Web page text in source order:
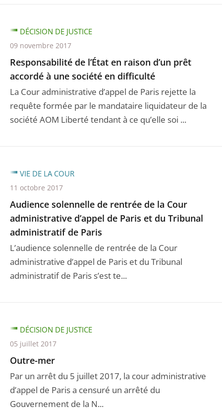
Responsabilité de l’État en raison d’un prêt
accordé à une société en difficulté
La Cour administrative d’appel de Paris rejette la
requête formée par le mandataire liquidateur de la
société AOM Liberté tendant à ce qu’elle soi ...
DÉCISION DE JUSTICE
09 novembre 2017
Audience solennelle de rentrée de la Cour
administrative d’appel de Paris et du Tribunal
administratif de Paris
L’audience solennelle de rentrée de la Cour
administrative d’appel de Paris et du Tribunal
administratif de Paris s’est te...
VIE DE LA COUR
11 octobre 2017
Outre-mer
Par un arrêt du 5 juillet 2017, la cour administrative
d’appel de Paris a censuré un arrêté du
Gouvernement de la N...
DÉCISION DE JUSTICE
05 juillet 2017